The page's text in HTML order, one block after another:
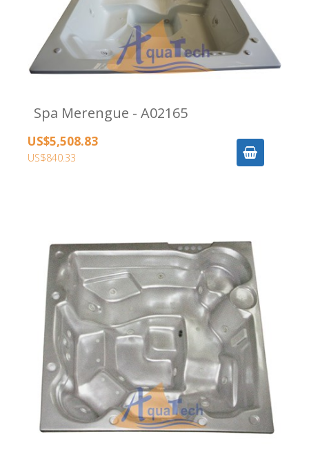
Spa Merengue - A02165
US$5,508.83
US$840.33